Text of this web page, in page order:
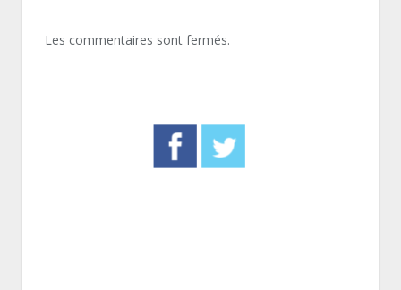
Les commentaires sont fermés.